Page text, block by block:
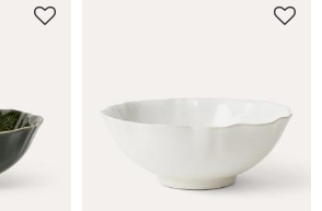
Lägg till i favoriter